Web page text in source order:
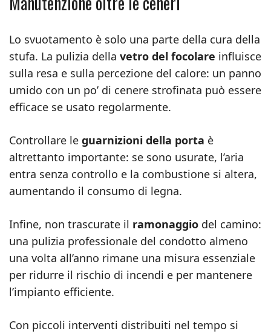
Lo svuotamento è solo una parte della cura della
stufa. La pulizia della vetro del focolare influisce
sulla resa e sulla percezione del calore: un panno
umido con un po’ di cenere strofinata può essere
efficace se usato regolarmente.
Controllare le guarnizioni della porta è
altrettanto importante: se sono usurate, l’aria
entra senza controllo e la combustione si altera,
aumentando il consumo di legna.
Infine, non trascurate il ramonaggio del camino:
una pulizia professionale del condotto almeno
una volta all’anno rimane una misura essenziale
per ridurre il rischio di incendi e per mantenere
l’impianto efficiente.
Con piccoli interventi distribuiti nel tempo si